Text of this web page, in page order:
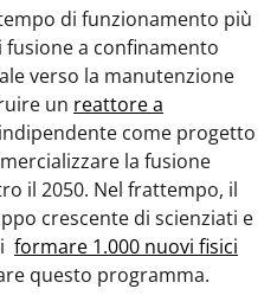
di funzionamento più
a confinamento
verso la manutenzione
un reattore a
come progetto
la fusione
il 2050. Nel frattempo, il
crescente di scienziati e
formare 1.000 nuovi fisici
questo programma.